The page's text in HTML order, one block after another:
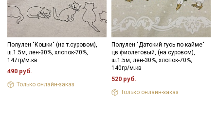
Полулен "Кошки" (на т.суровом),
ш.1.5м, лен-30%, хлопок-70%,
147гр/м.кв
490 руб.
Только онлайн-заказ
Полулен "Датский гусь по кайме"
цв.фиолетовый, (на суровом),
ш.1.5м, лен-30%, хлопок-70%,
140гр/м.кв
520 руб.
Только онлайн-заказ